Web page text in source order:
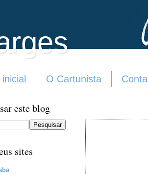
O Cartunista
este blog
sites